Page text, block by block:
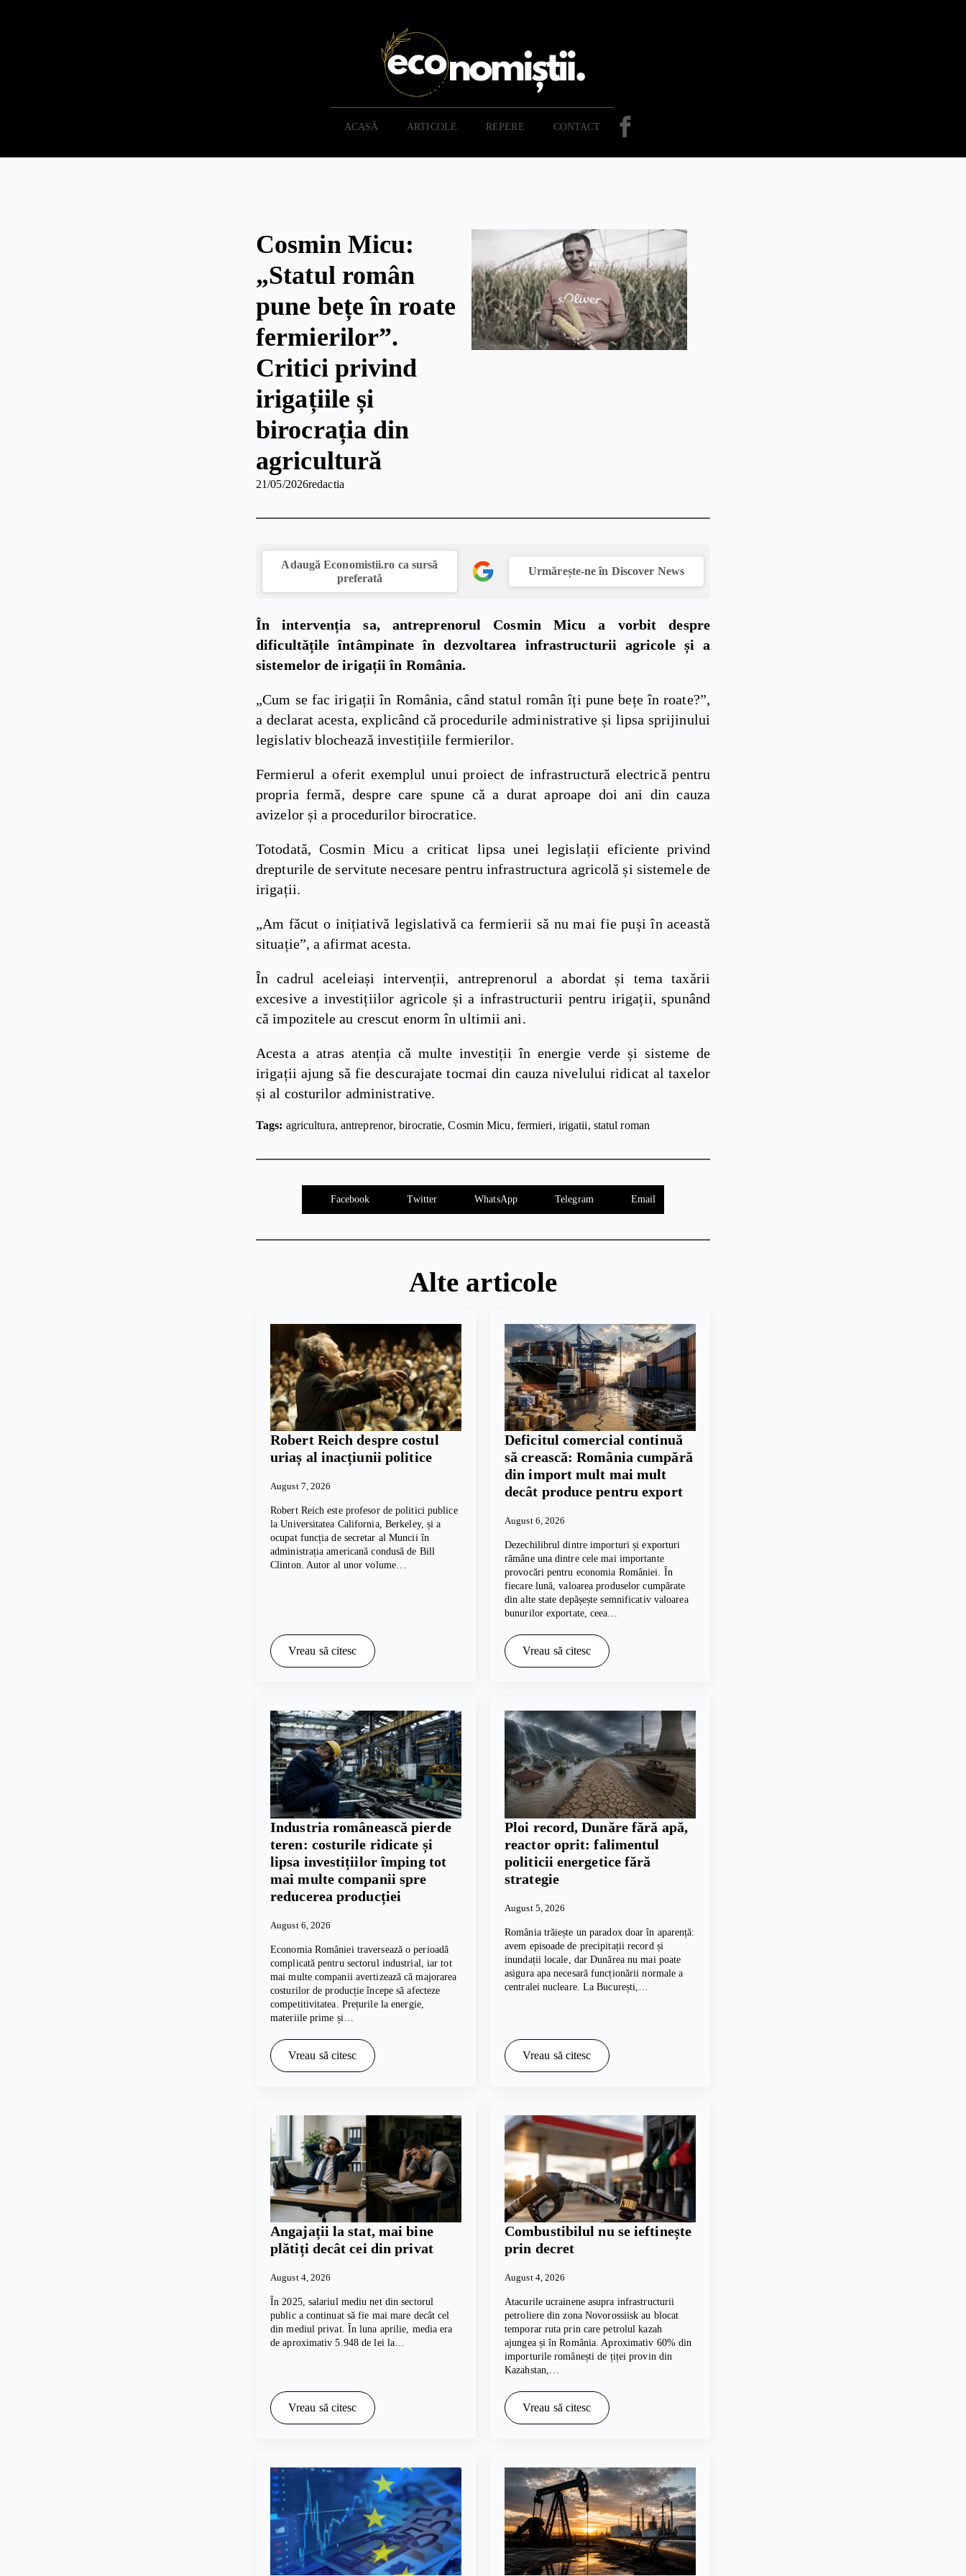
ACASĂ ARTICOLE REPERE CONTACT
Cosmin Micu:
„Statul român
pune bețe în roate
fermierilor”.
Critici privind
irigațiile și
birocrația din
agricultură
21/05/2026redactia
Adaugă Economistii.ro ca sursă
preferată
Urmărește-ne în Discover News
În intervenția sa, antreprenorul Cosmin Micu a vorbit despre
dificultățile întâmpinate în dezvoltarea infrastructurii agricole și a
sistemelor de irigații în România.
„Cum se fac irigații în România, când statul român îți pune bețe în roate?”,
a declarat acesta, explicând că procedurile administrative și lipsa sprijinului
legislativ blochează investițiile fermierilor.
Fermierul a oferit exemplul unui proiect de infrastructură electrică pentru
propria fermă, despre care spune că a durat aproape doi ani din cauza
avizelor și a procedurilor birocratice.
Totodată, Cosmin Micu a criticat lipsa unei legislații eficiente privind
drepturile de servitute necesare pentru infrastructura agricolă și sistemele de
irigații.
„Am făcut o inițiativă legislativă ca fermierii să nu mai fie puși în această
situație”, a afirmat acesta.
În cadrul aceleiași intervenții, antreprenorul a abordat și tema taxării
excesive a investițiilor agricole și a infrastructurii pentru irigații, spunând
că impozitele au crescut enorm în ultimii ani.
Acesta a atras atenția că multe investiții în energie verde și sisteme de
irigații ajung să fie descurajate tocmai din cauza nivelului ridicat al taxelor
și al costurilor administrative.
Tags: agricultura antreprenor birocratie Cosmin Micu fermieri irigatii statul roman
Facebook Twitter WhatsApp Telegram Email
Alte articole
Robert Reich despre costul
uriaș al inacțiunii politice
August 7, 2026
Robert Reich este profesor de politici publice
la Universitatea California, Berkeley, și a
ocupat funcția de secretar al Muncii în
administrația americană condusă de Bill
Clinton. Autor al unor volume…
Vreau să citesc
Deficitul comercial continuă
să crească: România cumpără
din import mult mai mult
decât produce pentru export
August 6, 2026
Dezechilibrul dintre importuri și exporturi
rămâne una dintre cele mai importante
provocări pentru economia României. În
fiecare lună, valoarea produselor cumpărate
din alte state depășește semnificativ valoarea
bunurilor exportate, ceea…
Vreau să citesc
Industria românească pierde
teren: costurile ridicate și
lipsa investițiilor împing tot
mai multe companii spre
reducerea producției
August 6, 2026
Economia României traversează o perioadă
complicată pentru sectorul industrial, iar tot
mai multe companii avertizează că majorarea
costurilor de producție începe să afecteze
competitivitatea. Prețurile la energie,
materiile prime și…
Vreau să citesc
Ploi record, Dunăre fără apă,
reactor oprit: falimentul
politicii energetice fără
strategie
August 5, 2026
România trăiește un paradox doar în aparență:
avem episoade de precipitații record și
inundații locale, dar Dunărea nu mai poate
asigura apa necesară funcționării normale a
centralei nucleare. La București,…
Vreau să citesc
Angajații la stat, mai bine
plătiți decât cei din privat
August 4, 2026
În 2025, salariul mediu net din sectorul
public a continuat să fie mai mare decât cel
din mediul privat. În luna aprilie, media era
de aproximativ 5.948 de lei la…
Vreau să citesc
Combustibilul nu se ieftinește
prin decret
August 4, 2026
Atacurile ucrainene asupra infrastructurii
petroliere din zona Novorossiisk au blocat
temporar ruta prin care petrolul kazah
ajungea și în România. Aproximativ 60% din
importurile românești de țiței provin din
Kazahstan,…
Vreau să citesc